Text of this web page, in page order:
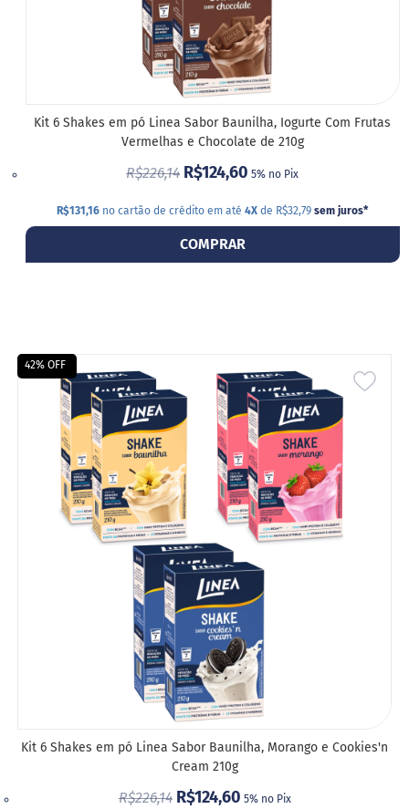
Kit 6 Shakes em pó Linea Sabor Baunilha, Iogurte Com Frutas
Vermelhas e Chocolate de 210g
R$226,14 R$124,60 5% no Pix
R$131,16 no cartão de crédito em até4X de R$32,79 sem juros*
COMPRAR
42% OFF
Kit 6 Shakes em pó Linea Sabor Baunilha, Morango e Cookies'n
Cream 210g
R$226,14 R$124,60 5% no Pix